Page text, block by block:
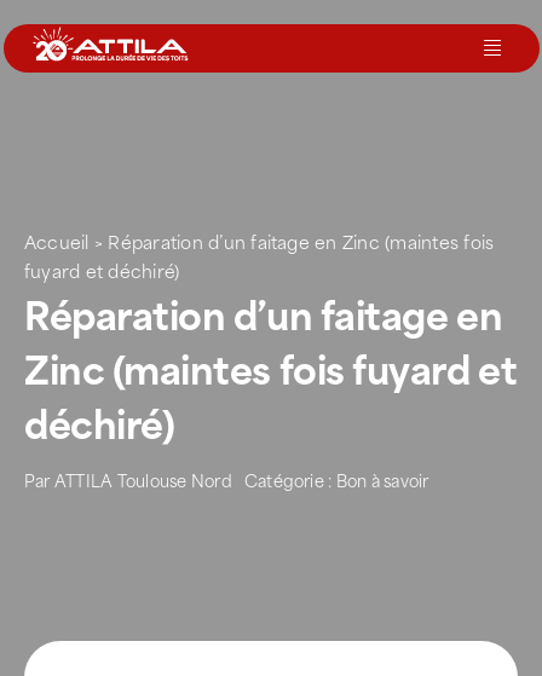
au
contenu
Nos agences
Votre toit
Rejoignez-nous
Accueil > Réparation d’un faitage en Zinc (maintes fois
fuyard et déchiré)
Réparation d’un faitage en
Zinc (maintes fois fuyard et
déchiré)
ParATTILA Toulouse Nord Catégorie : Bon à savoir